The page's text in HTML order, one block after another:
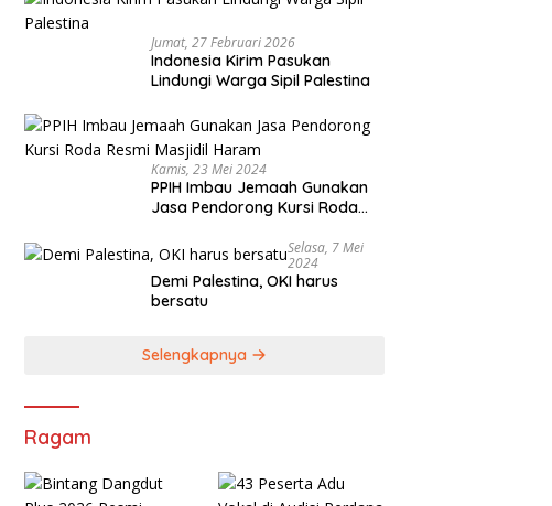
Jumat, 27 Februari 2026
Indonesia Kirim Pasukan
Lindungi Warga Sipil Palestina
Kamis, 23 Mei 2024
PPIH Imbau Jemaah Gunakan
Jasa Pendorong Kursi Roda
Selasa, 7 Mei
2024
Demi Palestina, OKI harus
bersatu
Selengkapnya
Ragam